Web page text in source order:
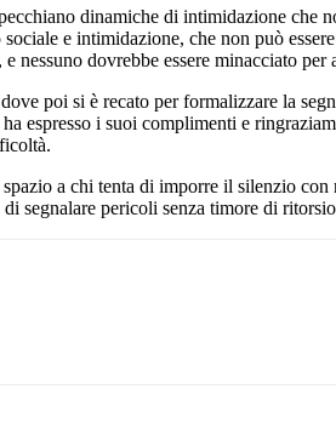
dinamiche di intimidazione che
e intimidazione, che non può
dovrebbe essere minacciato per
poi si è recato per formalizzare la
espresso i suoi complimenti e
a chi tenta di imporre il silenzio con
segnalare pericoli senza timore di